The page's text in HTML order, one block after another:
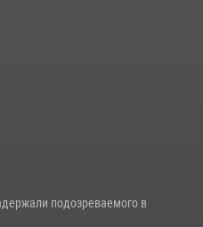
участие в ярмарке
подозреваемого в